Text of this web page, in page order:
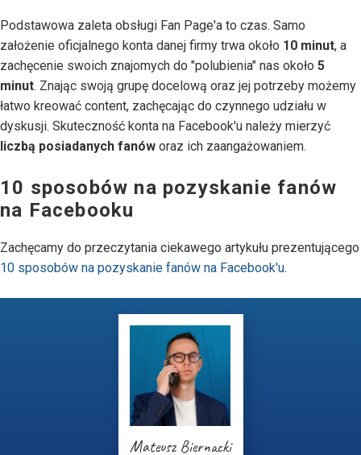
Podstawowa zaleta obsługi Fan Page'a to czas. Samo
założenie oficjalnego konta danej firmy trwa około 10 minut, a
zachęcenie swoich znajomych do "polubienia" nas około 5
minut. Znając swoją grupę docelową oraz jej potrzeby możemy
łatwo kreować content, zachęcając do czynnego udziału w
dyskusji. Skuteczność konta na Facebook'u należy mierzyć
liczbą posiadanych fanów oraz ich zaangażowaniem.
10 sposobów na pozyskanie fanów
na Facebooku
Zachęcamy do przeczytania ciekawego artykułu prezentującego
10 sposobów na pozyskanie fanów na Facebook'u.
Mateusz Biernacki